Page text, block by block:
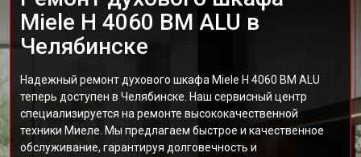
Miele H 4060 BM ALU в
Челябинске
Надежный ремонт духового шкафа Miele H 4060 BM ALU
теперь доступен в Челябинске. Наш сервисный центр
специализируется на ремонте высококачественной
техники Миеле. Мы предлагаем быстрое и качественное
обслуживание, гарантируя долговечность и